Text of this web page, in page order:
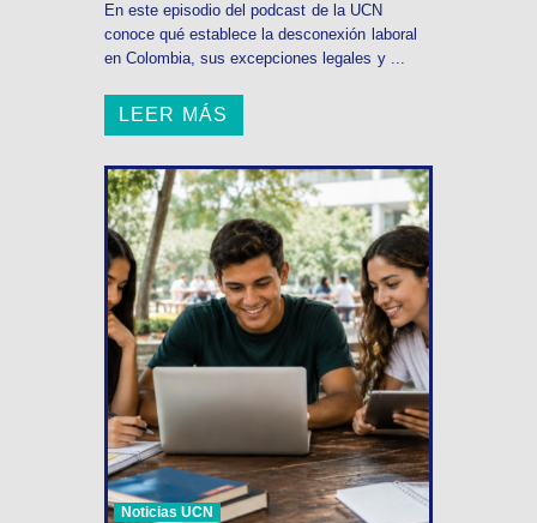
En este episodio del podcast de la UCN
conoce qué establece la desconexión laboral
en Colombia, sus excepciones legales y ...
LEER MÁS
Noticias UCN